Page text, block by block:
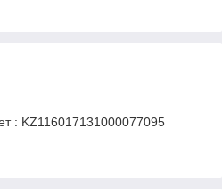
: KZ116017131000077095